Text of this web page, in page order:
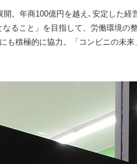
。年商100億円を越え､安定した
ること」を目指して、労働環境の
も積極的に協力。「コンビニの未